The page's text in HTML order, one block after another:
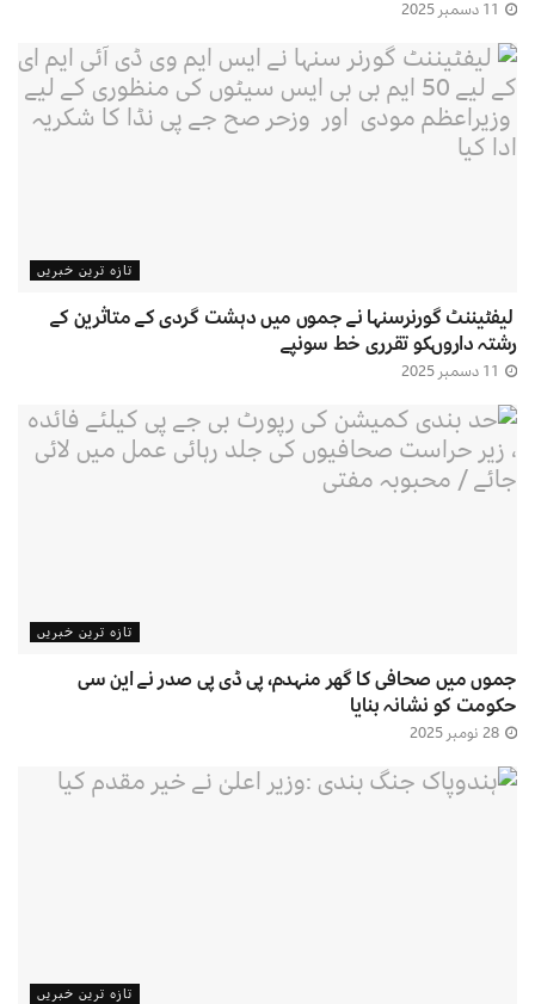
تازہ ترین خبریں
لیفٹیننٹ گورنرسنہا نے جموں میں دہشت گردی کے متاثرین کے
رشتہ داروںکو تقرری خط سونپے
تازہ ترین خبریں
جموں میں صحافی کا گھر منہدم، پی ڈی پی صدر نے این سی
حکومت کو نشانہ بنایا
تازہ ترین خبریں